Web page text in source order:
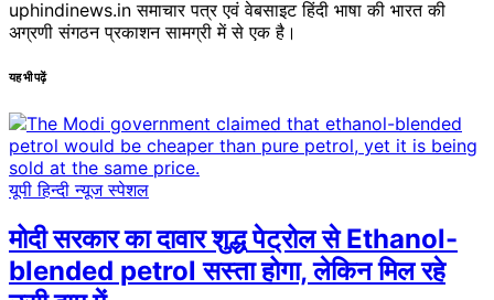
uphindinews.in समाचार पत्र एवं वेबसाइट हिंदी भाषा की भारत की
अग्रणी संगठन प्रकाशन सामग्री में से एक है।
यह भी पढ़ें
यूपी हिन्दी न्यूज स्पेशल
मोदी सरकार का दावार शुद्ध पेट्रोल से Ethanol-
blended petrol सस्ता होगा, लेकिन मिल रहे